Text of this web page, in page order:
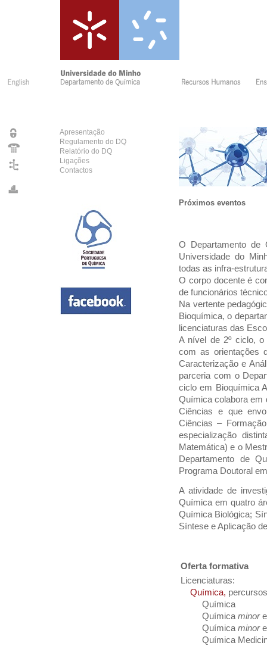
Apresentação
Regulamento do DQ
Relatório do DQ
Ligações
Contactos
Próximos eventos
O Departamento de
Universidade do
todas as infra-
O corpo docente é
de funcionários
Na vertente
Bioquímica, o
licenciaturas das
A nível de 2º ciclo, o
com as orientações
Caracterização e
parceria com o
ciclo em Bioquímica
Química colabora em
Ciências e que
Ciências –
especialização
Matemática) e o
Departamento de
Programa Doutoral
A atividade de
Química em quatro
Química Biológica;
Síntese e Aplicação
Oferta formativa
Licenciaturas:
Química,
Química
Química minor
Química minor
Química